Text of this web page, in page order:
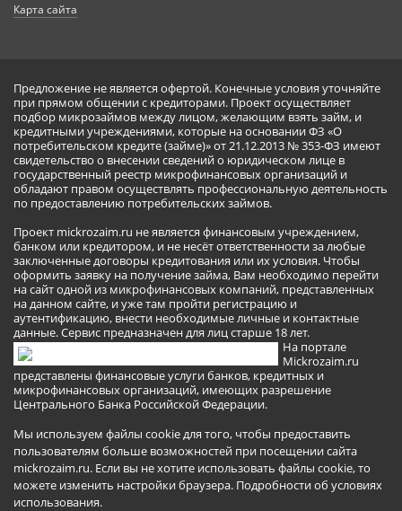
Карта сайта
Предложение не является офертой. Конечные условия уточняйте
при прямом общении с кредиторами. Проект осуществляет
подбор микрозаймов между лицом, желающим взять займ, и
кредитными учреждениями, которые на основании ФЗ «О
потребительском кредите (займе)» от 21.12.2013 № 353-ФЗ имеют
свидетельство о внесении сведений о юридическом лице в
государственный реестр микрофинансовых организаций и
обладают правом осуществлять профессиональную деятельность
по предоставлению потребительских займов.
Проект mickrozaim.ru не является финансовым учреждением,
банком или кредитором, и не несёт ответственности за любые
заключенные договоры кредитования или их условия. Чтобы
оформить заявку на получение займа, Вам необходимо перейти
на сайт одной из микрофинансовых компаний, представленных
на данном сайте, и уже там пройти регистрацию и
аутентификацию, внести необходимые личные и контактные
данные. Сервис предназначен для лиц старше 18 лет.
На портале
Mickrozaim.ru
представлены финансовые услуги банков, кредитных и
микрофинансовых организаций, имеющих разрешение
Центрального Банка Российской Федерации.
Мы используем файлы cookie для того, чтобы предоставить
пользователям больше возможностей при посещении сайта
mickrozaim.ru. Если вы не хотите использовать файлы cookie, то
можете изменить настройки браузера. Подробности об условиях
использования.